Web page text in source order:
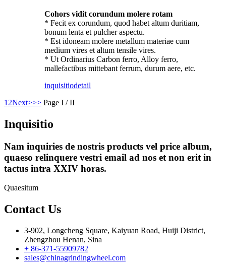
Cohors vidit corundum molere rotam
* Fecit ex corundum, quod habet altum duritiam,
bonum lenta et pulcher aspectu.
* Est idoneam molere metallum materiae cum
medium vires et altum tensile vires.
* Ut Ordinarius Carbon ferro, Alloy ferro,
mallefactibus mittebant ferrum, durum aere, etc.
inquisitiodetail
1 2Next>>> Page I / II
Inquisitio
Nam inquiries de nostris products vel price album,
quaeso relinquere vestri email ad nos et non erit in
tactus intra XXIV horas.
Quaesitum
Contact Us
3-902, Longcheng Square, Kaiyuan Road, Huiji District,
Zhengzhou Henan, Sina
+ 86-371-55909782
sales@chinagrindingwheel.com